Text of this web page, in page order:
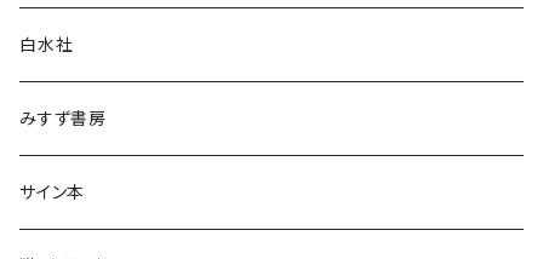
言語・ことば
白水社
みすず書房
サイン本